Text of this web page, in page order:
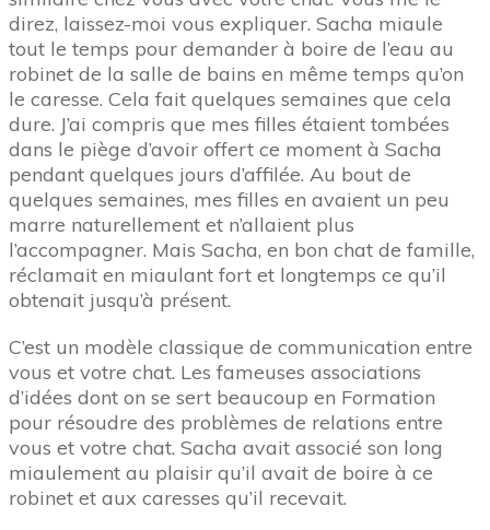
direz, laissez-moi vous expliquer. Sacha miaule
tout le temps pour demander à boire de l’eau au
robinet de la salle de bains en même temps qu’on
le caresse. Cela fait quelques semaines que cela
dure. J’ai compris que mes filles étaient tombées
dans le piège d’avoir offert ce moment à Sacha
pendant quelques jours d’affilée. Au bout de
quelques semaines, mes filles en avaient un peu
marre naturellement et n’allaient plus
l’accompagner. Mais Sacha, en bon chat de famille,
réclamait en miaulant fort et longtemps ce qu’il
obtenait jusqu’à présent.
C’est un modèle classique de communication entre
vous et votre chat. Les fameuses associations
d’idées dont on se sert beaucoup en Formation
pour résoudre des problèmes de relations entre
vous et votre chat. Sacha avait associé son long
miaulement au plaisir qu’il avait de boire à ce
robinet et aux caresses qu’il recevait.